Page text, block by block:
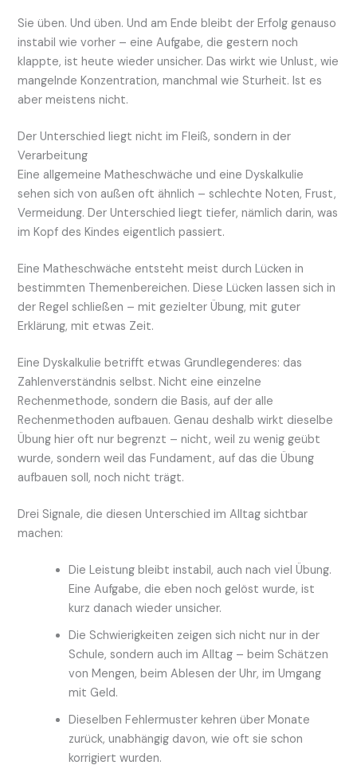
Sie üben. Und üben. Und am Ende bleibt der Erfolg genauso
instabil wie vorher – eine Aufgabe, die gestern noch
klappte, ist heute wieder unsicher. Das wirkt wie Unlust, wie
mangelnde Konzentration, manchmal wie Sturheit. Ist es
aber meistens nicht.
Der Unterschied liegt nicht im Fleiß, sondern in der
Verarbeitung
Eine allgemeine Matheschwäche und eine Dyskalkulie
sehen sich von außen oft ähnlich – schlechte Noten, Frust,
Vermeidung. Der Unterschied liegt tiefer, nämlich darin, was
im Kopf des Kindes eigentlich passiert.
Eine Matheschwäche entsteht meist durch Lücken in
bestimmten Themenbereichen. Diese Lücken lassen sich in
der Regel schließen – mit gezielter Übung, mit guter
Erklärung, mit etwas Zeit.
Eine Dyskalkulie betrifft etwas Grundlegenderes: das
Zahlenverständnis selbst. Nicht eine einzelne
Rechenmethode, sondern die Basis, auf der alle
Rechenmethoden aufbauen. Genau deshalb wirkt dieselbe
Übung hier oft nur begrenzt – nicht, weil zu wenig geübt
wurde, sondern weil das Fundament, auf das die Übung
aufbauen soll, noch nicht trägt.
Drei Signale, die diesen Unterschied im Alltag sichtbar
machen:
Die Leistung bleibt instabil, auch nach viel Übung.
Eine Aufgabe, die eben noch gelöst wurde, ist
kurz danach wieder unsicher.
Die Schwierigkeiten zeigen sich nicht nur in der
Schule, sondern auch im Alltag – beim Schätzen
von Mengen, beim Ablesen der Uhr, im Umgang
mit Geld.
Dieselben Fehlermuster kehren über Monate
zurück, unabhängig davon, wie oft sie schon
korrigiert wurden.